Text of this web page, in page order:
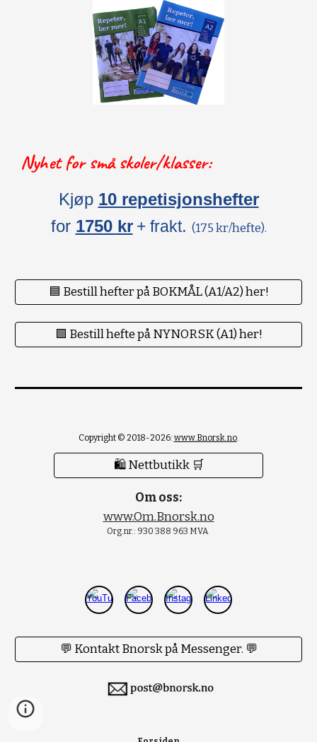
Nyhet for små skoler/klasser:
Kjøp 10 repetisjonshefter
for 1750 kr + frakt. (175 kr/hefte).
🟦 Bestill hefter på BOKMÅL (A1/A2) her!
🟪 Bestill hefte på NYNORSK (A1) her!
Copyright © 2018-2026: www.Bnorsk.no.
🛍 Nettbutikk 🛒
Om oss:
www.Om.Bnorsk.no
Org.nr.: 930 388 963 MVA
💬 Kontakt Bnorsk på Messenger. 💬